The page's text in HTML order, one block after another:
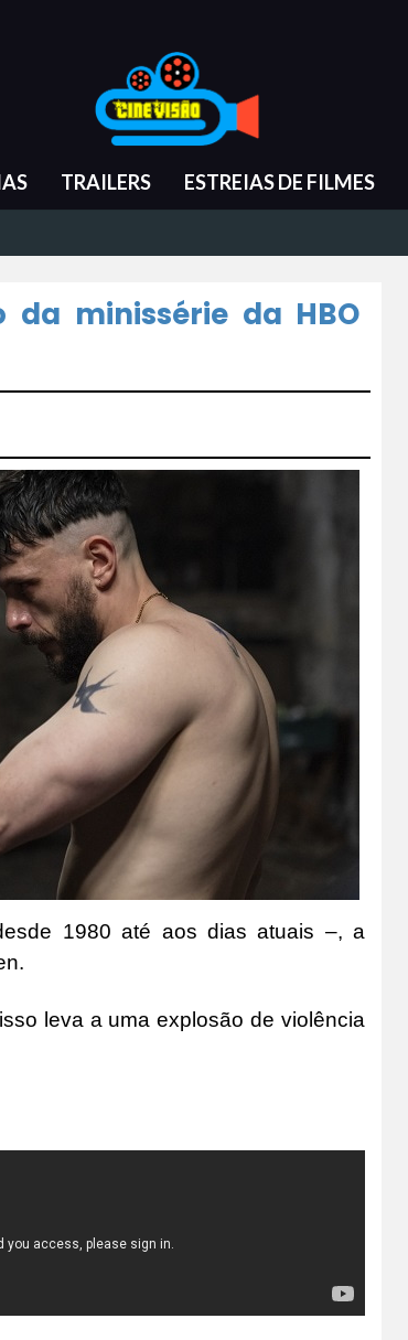
TRAILERS ESTREIAS DE FILMES
da minissérie da HBO
1980 até aos dias atuais –, a
leva a uma explosão de violência